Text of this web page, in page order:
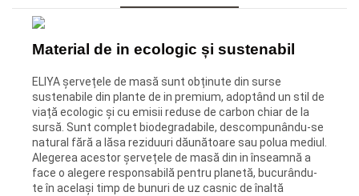
Material de in ecologic și sustenabil
ELIYA șervețele de masă sunt obținute din surse
sustenabile din plante de in premium, adoptând un stil de
viață ecologic și cu emisii reduse de carbon chiar de la
sursă. Sunt complet biodegradabile, descompunându-se
natural fără a lăsa reziduuri dăunătoare sau polua mediul.
Alegerea acestor șervețele de masă din in înseamnă a
face o alegere responsabilă pentru planetă, bucurându-
te în același timp de bunuri de uz casnic de înaltă